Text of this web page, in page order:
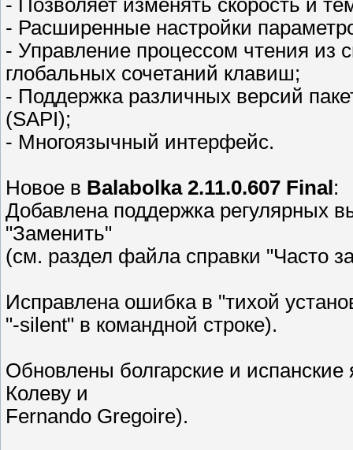
- Позволяет изменять скорость и
- Расширенные настройки
- Управление процессом чтения из
глобальных сочетаний клавиш;
- Поддержка различных версий
(SAPI);
- Многоязычный интерфейс.
Новое в Balabolka 2.11.0.607 Final :
Добавлена поддержка регулярных
"Заменить"
(см. раздел файла справки "Часто
Исправлена ошибка в "тихой
"-silent" в командной строке).
Обновлены болгарские и
Колеву и
Fernando Gregoire).